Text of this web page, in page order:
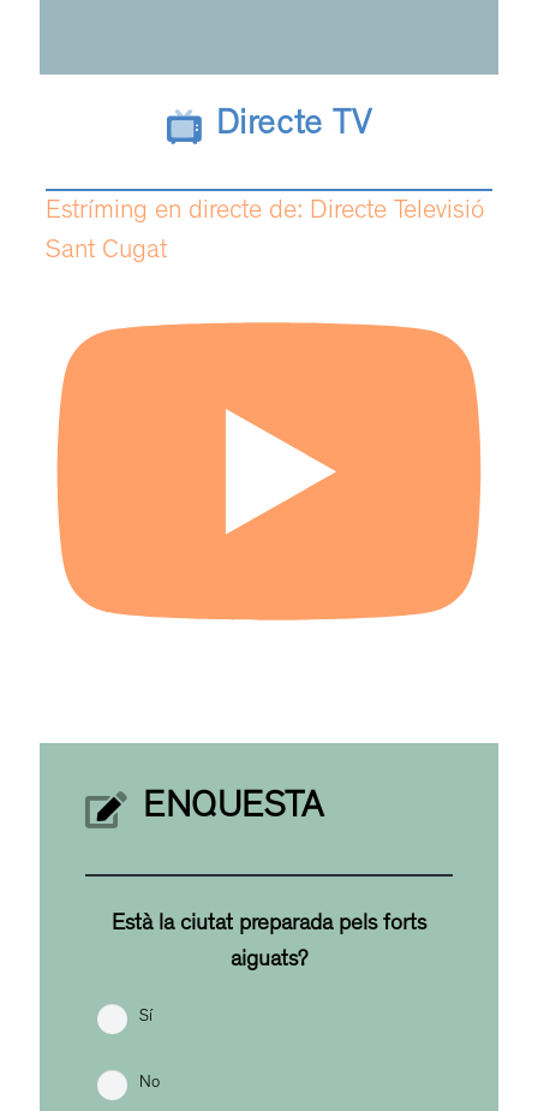
Directe TV
Estríming en directe de: Directe Televisió
Sant Cugat
ENQUESTA
Està la ciutat preparada pels forts
aiguats?
Sí
No